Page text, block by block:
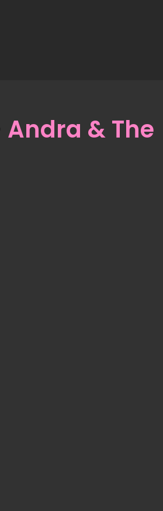
Andra & The